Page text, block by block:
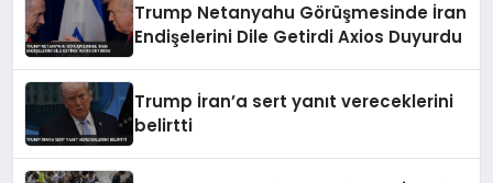
Trump Netanyahu Görüşmesinde İran
Endişelerini Dile Getirdi Axios Duyurdu
Trump İran’a sert yanıt vereceklerini
belirtti